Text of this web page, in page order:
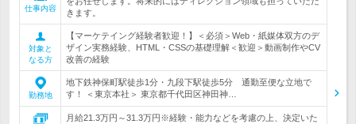
仕事内容
きます。
対象と
なる方
【マーケテイング経験者歓迎！】＜必須＞Web・紙媒体双方のデ
ザイン実務経験、HTML・CSSの基礎理解＜歓迎＞動画制作やCV
改善の経験
勤務地
地下鉄神保町駅徒歩1分・九段下駅徒歩5分 通勤至便な立地で
す！ ＜東京本社＞ 東京都千代田区神田神…
月給21.3万円～31.3万円※経験・能力などを考慮の上、決定いた